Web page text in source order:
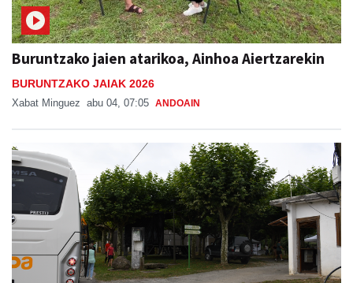
Buruntzako jaien atarikoa, Ainhoa Aiertzarekin
BURUNTZAKO JAIAK 2026
Xabat Minguez abu 04, 07:05 ANDOAIN